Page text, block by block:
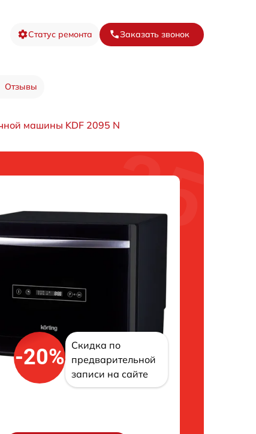
Статус ремонта Заказать звонок
Отзывы
машины KDF 2095 N
-20%
Скидка по
предварительной
записи на сайте